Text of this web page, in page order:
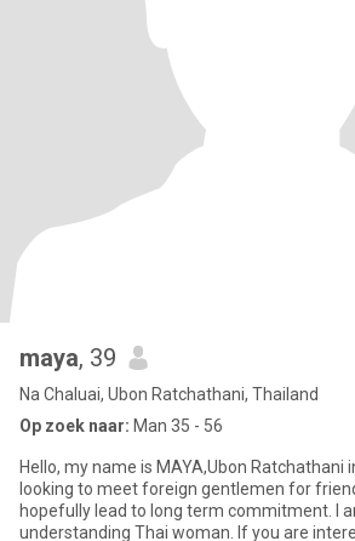
maya, 39
Na Chaluai, Ubon Ratchathani, Thailand
Op zoek naar: Man 35 - 56
Hello, my name is MAYA,Ubon Ratchathani
looking to meet foreign gentlemen for
hopefully lead to long term commitment. I
understanding Thai woman. If you are